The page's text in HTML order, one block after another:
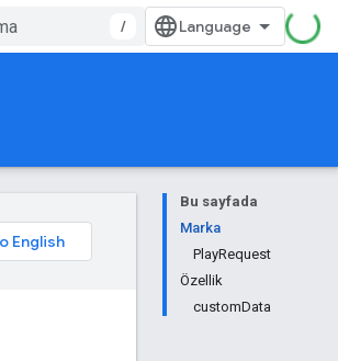
/
Bu sayfada
Marka
PlayRequest
Özellik
customData